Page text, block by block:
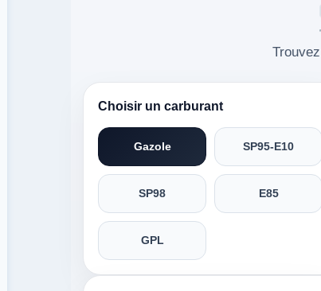
Choisir un carburant
Gazole SP95-E10
SP98 E85
GPL